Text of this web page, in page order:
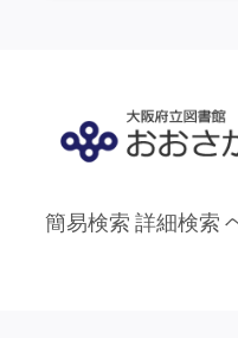
簡易検索 詳細検索